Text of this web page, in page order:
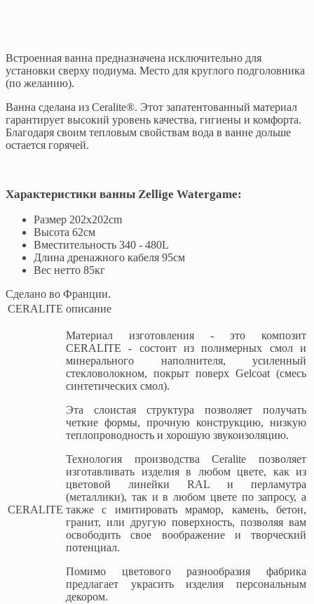
Встроенная ванна предназначена исключительно для
установки сверху подиума. Место для круглого подголовника
(по желанию).
Ванна сделана из Ceralite®. Этот запатентованный материал
гарантирует высокий уровень качества, гигиены и комфорта.
Благодаря своим тепловым свойствам вода в ванне дольше
остается горячей.
Характеристики ванны Zellige Watergame:
Размер 202x202cm
Высота 62см
Вместительность 340 - 480L
Длина дренажного кабеля 95см
Вес нетто 85кг
Сделано во Франции.
CERALITE описание
CERALITE
Материал изготовления - это композит
CERALITE - состоит из полимерных смол и
минерального наполнителя, усиленный
стекловолокном, покрыт поверх Gelcoat (смесь
синтетических смол).
Эта слоистая структура позволяет получать
четкие формы, прочную конструкцию, низкую
теплопроводность и хорошую звукоизоляцию.
Технология производства Ceralite позволяет
изготавливать изделия в любом цвете, как из
цветовой линейки RAL и перламутра
(металлики), так и в любом цвете по запросу, а
также с имитировать мрамор, камень, бетон,
гранит, или другую поверхность, позволяя вам
освободить свое воображение и творческий
потенциал.
Помимо цветового разнообразия фабрика
предлагает украсить изделия персональным
декором.